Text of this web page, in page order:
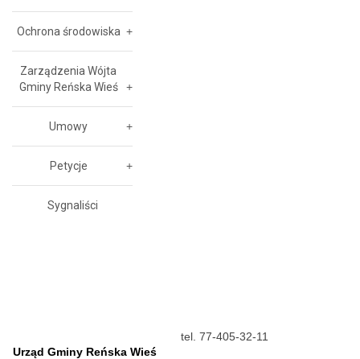
Ochrona środowiska
Zarządzenia Wójta
Gminy Reńska Wieś
Umowy
Petycje
Sygnaliści
Urząd Gminy Reńska Wieś
tel. 77-405-32-11